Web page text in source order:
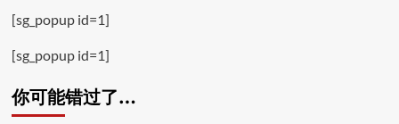
[sg_popup id=1]
[sg_popup id=1]
你可能错过了…